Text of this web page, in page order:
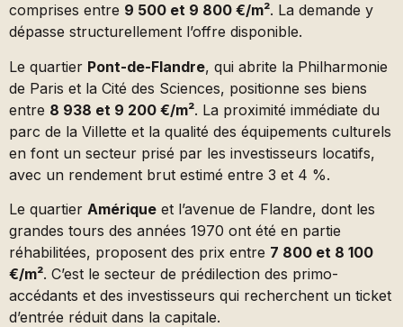
comprises entre 9 500 et 9 800 €/m². La demande y
dépasse structurellement l’offre disponible.
Le quartier Pont-de-Flandre, qui abrite la Philharmonie
de Paris et la Cité des Sciences, positionne ses biens
entre 8 938 et 9 200 €/m². La proximité immédiate du
parc de la Villette et la qualité des équipements culturels
en font un secteur prisé par les investisseurs locatifs,
avec un rendement brut estimé entre 3 et 4 %.
Le quartier Amérique et l’avenue de Flandre, dont les
grandes tours des années 1970 ont été en partie
réhabilitées, proposent des prix entre 7 800 et 8 100
€/m². C’est le secteur de prédilection des primo-
accédants et des investisseurs qui recherchent un ticket
d’entrée réduit dans la capitale.